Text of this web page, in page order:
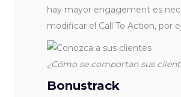
hay mayor engagement es
modificar el Call To Action, por
¿Cómo se comportan sus
Bonustrack